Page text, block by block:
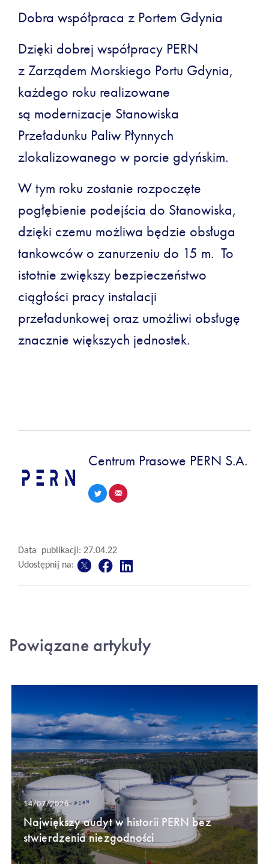
Dobra współpraca z Portem Gdynia
Dzięki dobrej współpracy PERN
z Zarządem Morskiego Portu Gdynia,
każdego roku realizowane
są modernizacje Stanowiska
Przeładunku Paliw Płynnych
zlokalizowanego w porcie gdyńskim.
W tym roku zostanie rozpoczęte
pogłębienie podejścia do Stanowiska,
dzięki czemu możliwa będzie obsługa
tankowców o zanurzeniu do 15 m. To
istotnie zwiększy bezpieczeństwo
ciągłości pracy instalacji
przeładunkowej oraz umożliwi obsługę
znacznie większych jednostek.
Centrum Prasowe PERN S.A.
Data publikacji: 27.04.22
Udostępnij na:
Powiązane artykuły
14/07/2026
Największy audyt w historii PERN bez
stwierdzenia niezgodności